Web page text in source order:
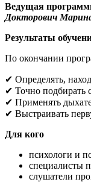
Ведущая
Докторович
Результаты
По окончании
✔ Определять,
✔ Точно подбирать
✔ Применять
✔ Выстраивать
Для кого
психологи и
специалисты
слушатели